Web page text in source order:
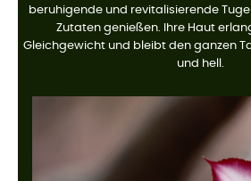
beruhigende und revitalisierende
Zutaten genießen. Ihre Haut
Gleichgewicht und bleibt den ganzen
und hell.